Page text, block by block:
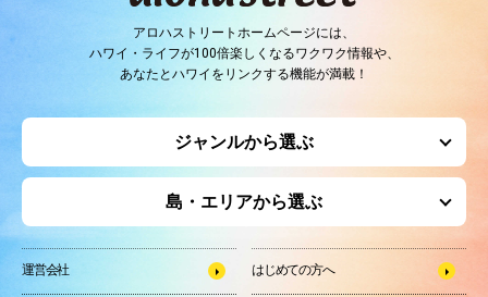
アロハストリートホームページには、
ハワイ・ライフが100倍楽しくなるワクワク情報や、
あなたとハワイをリンクする機能が満載！
ジャンルから選ぶ
島・エリアから選ぶ
運営会社 はじめての方へ